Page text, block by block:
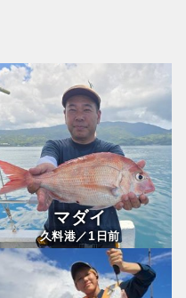
マダイ
久料港／1 日前